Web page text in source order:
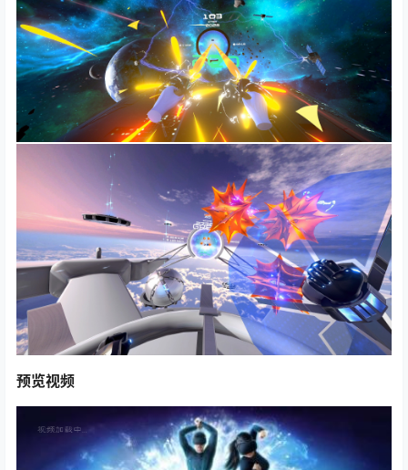
预览视频